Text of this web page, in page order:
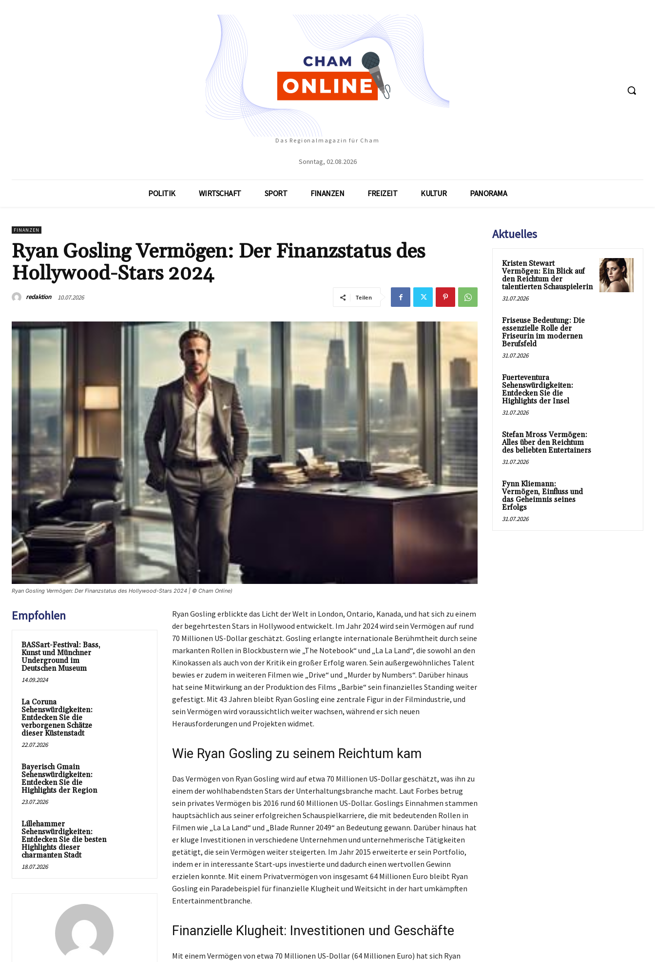
Das Regionalmagazin für Cham
Sonntag, 02.08.2026
POLITIK WIRTSCHAFT SPORT FINANZEN FREIZEIT KULTUR PANORAMA
FINANZEN
Ryan Gosling Vermögen: Der Finanzstatus des
Hollywood-Stars 2024
redaktion 10.07.2026 Teilen
Ryan Gosling Vermögen: Der Finanzstatus des Hollywood-Stars 2024 | © Cham Online)
Empfohlen
BASSart-Festival: Bass,
Kunst und Münchner
Underground im
Deutschen Museum
14.09.2024
La Coruna
Sehenswürdigkeiten:
Entdecken Sie die
verborgenen Schätze
dieser Küstenstadt
22.07.2026
Bayerisch Gmain
Sehenswürdigkeiten:
Entdecken Sie die
Highlights der Region
23.07.2026
Lillehammer
Sehenswürdigkeiten:
Entdecken Sie die besten
Highlights dieser
charmanten Stadt
18.07.2026
Ryan Gosling erblickte das Licht der Welt in London, Ontario, Kanada, und hat sich zu einem
der begehrtesten Stars in Hollywood entwickelt. Im Jahr 2024 wird sein Vermögen auf rund
70 Millionen US-Dollar geschätzt. Gosling erlangte internationale Berühmtheit durch seine
markanten Rollen in Blockbustern wie „The Notebook“ und „La La Land“, die sowohl an den
Kinokassen als auch von der Kritik ein großer Erfolg waren. Sein außergewöhnliches Talent
bewies er zudem in weiteren Filmen wie „Drive“ und „Murder by Numbers“. Darüber hinaus
hat seine Mitwirkung an der Produktion des Films „Barbie“ sein finanzielles Standing weiter
gefestigt. Mit 43 Jahren bleibt Ryan Gosling eine zentrale Figur in der Filmindustrie, und
sein Vermögen wird voraussichtlich weiter wachsen, während er sich neuen
Herausforderungen und Projekten widmet.
Wie Ryan Gosling zu seinem Reichtum kam
Das Vermögen von Ryan Gosling wird auf etwa 70 Millionen US-Dollar geschätzt, was ihn zu
einem der wohlhabendsten Stars der Unterhaltungsbranche macht. Laut Forbes betrug
sein privates Vermögen bis 2016 rund 60 Millionen US-Dollar. Goslings Einnahmen stammen
hauptsächlich aus seiner erfolgreichen Schauspielkarriere, die mit bedeutenden Rollen in
Filmen wie „La La Land“ und „Blade Runner 2049“ an Bedeutung gewann. Darüber hinaus hat
er kluge Investitionen in verschiedene Unternehmen und unternehmerische Tätigkeiten
getätigt, die sein Vermögen weiter steigerten. Im Jahr 2015 erweiterte er sein Portfolio,
indem er in interessante Start-ups investierte und dadurch einen wertvollen Gewinn
erzielen konnte. Mit einem Privatvermögen von insgesamt 64 Millionen Euro bleibt Ryan
Gosling ein Paradebeispiel für finanzielle Klugheit und Weitsicht in der hart umkämpften
Entertainmentbranche.
Finanzielle Klugheit: Investitionen und Geschäfte
Mit einem Vermögen von etwa 70 Millionen US-Dollar (64 Millionen Euro) hat sich Ryan
Aktuelles
Kristen Stewart
Vermögen: Ein Blick auf
den Reichtum der
talentierten Schauspielerin
31.07.2026
Friseuse Bedeutung: Die
essenzielle Rolle der
Friseurin im modernen
Berufsfeld
31.07.2026
Fuerteventura
Sehenswürdigkeiten:
Entdecken Sie die
Highlights der Insel
31.07.2026
Stefan Mross Vermögen:
Alles über den Reichtum
des beliebten Entertainers
31.07.2026
Fynn Kliemann:
Vermögen, Einfluss und
das Geheimnis seines
Erfolgs
31.07.2026